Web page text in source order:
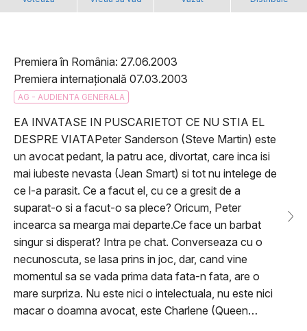
Premiera în România: 27.06.2003
Premiera internațională 07.03.2003
AG - AUDIENTA GENERALA
EA INVATASE IN PUSCARIETOT CE NU STIA EL
DESPRE VIATAPeter Sanderson (Steve Martin) este
un avocat pedant, la patru ace, divortat, care inca isi
mai iubeste nevasta (Jean Smart) si tot nu intelege de
ce l-a parasit. Ce a facut el, cu ce a gresit de a
suparat-o si a facut-o sa plece? Oricum, Peter
incearca sa mearga mai departe.Ce face un barbat
singur si disperat? Intra pe chat. Converseaza cu o
necunoscuta, se lasa prins in joc, dar, cand vine
momentul sa se vada prima data fata-n fata, are o
mare surpriza. Nu este nici o intelectuala, nu este nici
macar o doamna avocat, este Charlene (Queen…